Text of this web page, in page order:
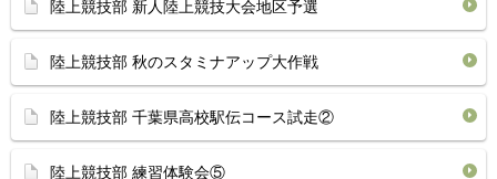
陸上競技部 新人陸上競技大会地区予選
陸上競技部 秋のスタミナアップ大作戦
陸上競技部 千葉県高校駅伝コース試走②
陸上競技部 練習体験会⑤